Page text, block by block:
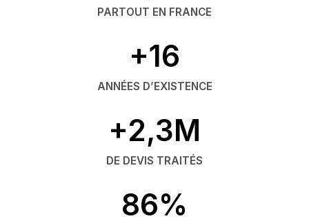
PARTOUT EN FRANCE
+16
ANNÉES D’EXISTENCE
+2,3M
DE DEVIS TRAITÉS
86%